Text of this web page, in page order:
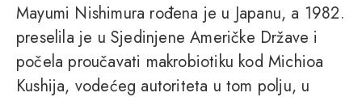
Mayumi Nishimura rođena je u Japanu, a 1982.
preselila je u Sjedinjene Američke Države i
počela proučavati makrobiotiku kod Michioa
Kushija, vodećeg autoriteta u tom polju, u